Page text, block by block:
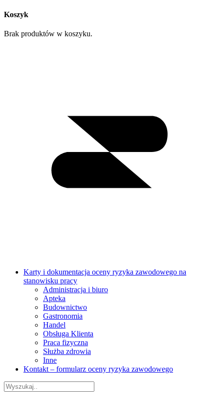
Koszyk
Brak produktów w koszyku.
Karty i dokumentacja oceny ryzyka zawodowego na
stanowisku pracy
Administracja i biuro
Apteka
Budownictwo
Gastronomia
Handel
Obsługa Klienta
Praca fizyczna
Służba zdrowia
Inne
Kontakt – formularz oceny ryzyka zawodowego